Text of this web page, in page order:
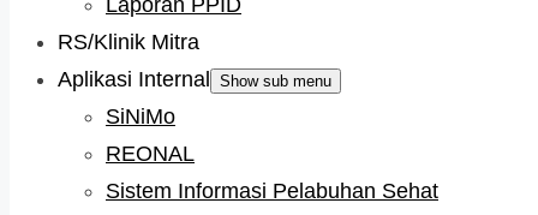
Laporan PPID
RS/Klinik Mitra
Aplikasi Internal
Show sub menu
SiNiMo
REONAL
Sistem Informasi Pelabuhan Sehat